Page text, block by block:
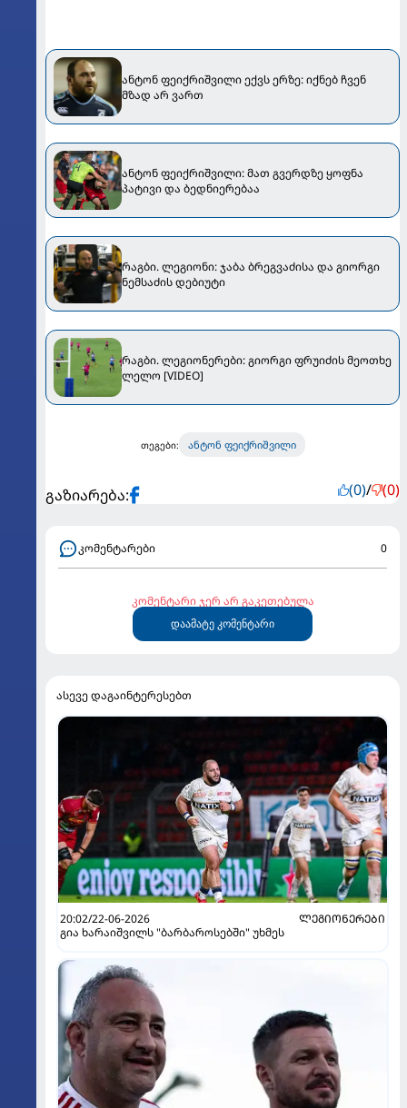
ანტონ ფეიქრიშვილი ექვს ერზე: იქნებ ჩვენ
მზად არ ვართ
ანტონ ფეიქრიშვილი: მათ გვერდზე ყოფნა
პატივი და ბედნიერებაა
რაგბი. ლეგიონი: ჯაბა ბრეგვაძისა და გიორგი
ნემსაძის დებიუტი
რაგბი. ლეგიონერები: გიორგი ფრუიძის მეოთხე
ლელო [VIDEO]
თეგები: ანტონ ფეიქრიშვილი
გაზიარება: (0)/ (0)
კომენტარები 0
კომენტარი ჯერ არ გაკეთებულა
დაამატე კომენტარი
ასევე დაგაინტერესებთ
20:02/22-06-2026
ᲚᲔᲒᲘᲝᲜᲔᲠᲔᲑᲘ
გია ხარაიშვილს "ბარბაროსებში" უხმეს